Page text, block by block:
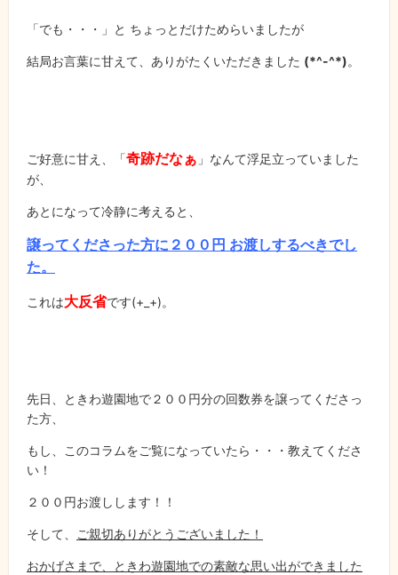
「でも・・・」と ちょっとだけためらいましたが
結局お言葉に甘えて、ありがたくいただきました (*^-^*)。
ご好意に甘え、「奇跡だなぁ 」なんて浮足立っていました
が、
あとになって冷静に考えると、
譲ってくださった方に２００円 お渡しするべきでし
た。
これは大反省です(+_+)。
先日、ときわ遊園地で２００円分の回数券を譲ってくださっ
た方、
もし、このコラムをご覧になっていたら・・・教えてくださ
い！
２００円お渡しします！！
そして、 ご親切ありがとうございました！
おかげさまで、ときわ遊園地での素敵な思い出ができました